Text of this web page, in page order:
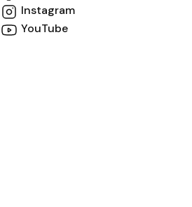
Instagram
YouTube